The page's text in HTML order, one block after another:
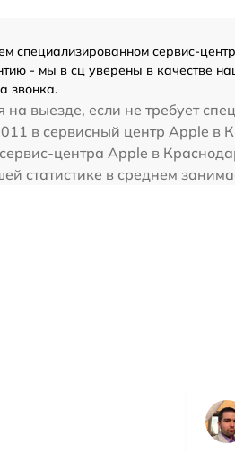
специализированном сервис-
- мы в сц уверены в качестве
звонка.
на выезде, если не требует
в сервисный центр Apple в
центра Apple в
статистике в среднем